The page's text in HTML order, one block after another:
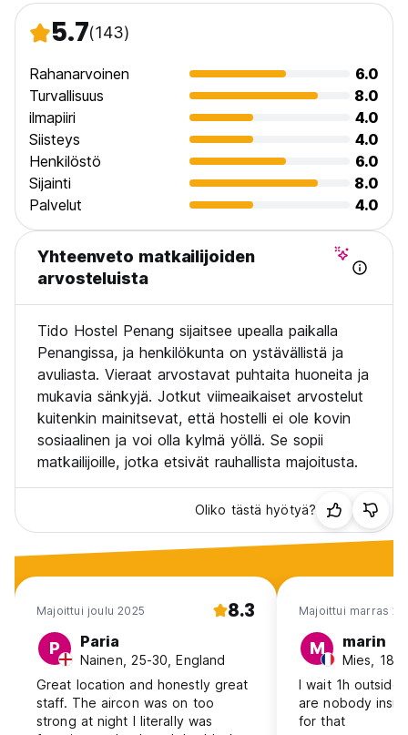
5.7(143)
Rahanarvoinen
6.0
Turvallisuus
8.0
ilmapiiri
4.0
Siisteys
4.0
Henkilöstö
6.0
Sijainti
8.0
Palvelut
4.0
Yhteenveto matkailijoiden
arvosteluista
Tido Hostel Penang sijaitsee upealla paikalla
Penangissa, ja henkilökunta on ystävällistä ja
avuliasta. Vieraat arvostavat puhtaita huoneita ja
mukavia sänkyjä. Jotkut viimeaikaiset arvostelut
kuitenkin mainitsevat, että hostelli ei ole kovin
sosiaalinen ja voi olla kylmä yöllä. Se sopii
matkailijoille, jotka etsivät rauhallista majoitusta.
Oliko tästä hyötyä?
Majoittui joulu 2025 8.3
P Paria
Nainen, 25-30, England
Great location and honestly great
staff. The aircon was on too
strong at night I literally was
Majoittui marras
M marin
Mies, 18-
I wait 1h outside
are nobody
for that